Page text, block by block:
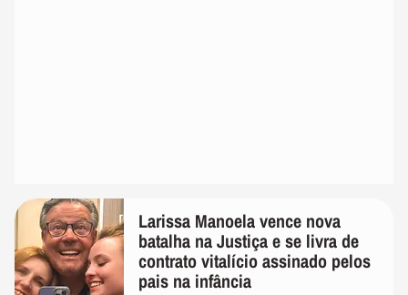
Larissa Manoela vence nova
batalha na Justiça e se livra de
contrato vitalício assinado pelos
pais na infância